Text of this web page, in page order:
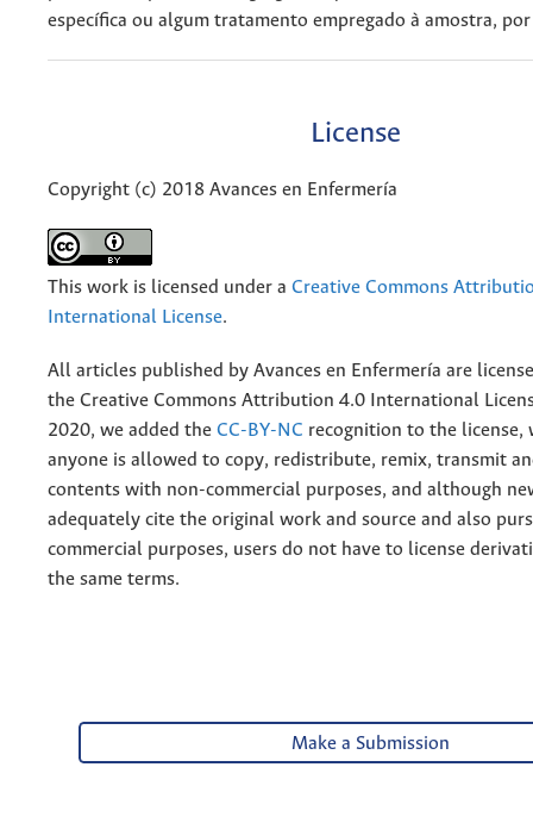
específica ou algum tratamento empregado à amostra,
License
Copyright (c) 2018 Avances en Enfermería
This work is licensed under a Creative Commons
International License.
All articles published by Avances en Enfermería are
the Creative Commons Attribution 4.0 International
2020, we added the CC-BY-NC recognition to the license,
anyone is allowed to copy, redistribute, remix, transmit
contents with non-commercial purposes, and although
adequately cite the original work and source and also
commercial purposes, users do not have to license
the same terms.
Make a Submission